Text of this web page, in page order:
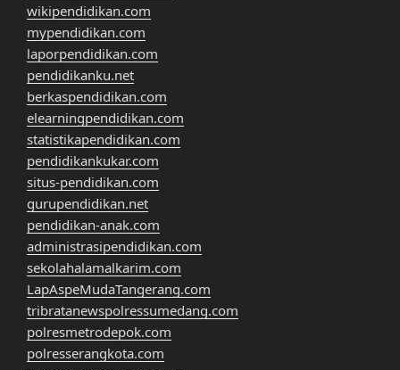
wikipendidikan.com
mypendidikan.com
laporpendidikan.com
pendidikanku.net
berkaspendidikan.com
elearningpendidikan.com
statistikapendidikan.com
pendidikankukar.com
situs-pendidikan.com
gurupendidikan.net
pendidikan-anak.com
administrasipendidikan.com
sekolahalamalkarim.com
LapAspeMudaTangerang.com
tribratanewspolressumedang.com
polresmetrodepok.com
polresserangkota.com